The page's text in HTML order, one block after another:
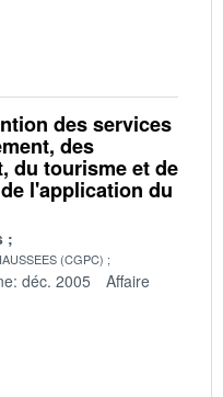
des services
des
du tourisme et de
l'application du
(CGPC)
déc. 2005
Affaire